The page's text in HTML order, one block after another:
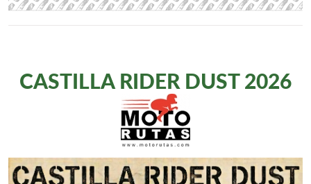
CASTILLA RIDER DUST 2026